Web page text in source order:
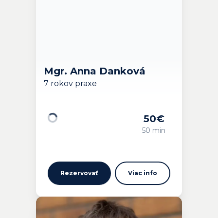
Mgr. Anna Danková
7 rokov praxe
50€
50 min
Rezervovať Viac info